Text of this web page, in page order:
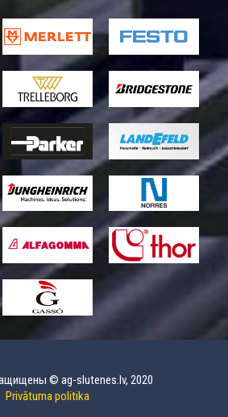
© ag-slutenes.lv, 2020
Privātuma politika